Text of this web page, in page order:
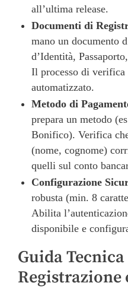
all’ultima release.
Documenti di
mano un documento
d’Identità,
Il processo di
automatizzato.
Metodo di
prepara un metodo
Bonifico). Verifica
(nome, cognome)
quelli sul conto
Configurazione
robusta (min. 8
Abilita
disponibile e
Guida
Registrazione